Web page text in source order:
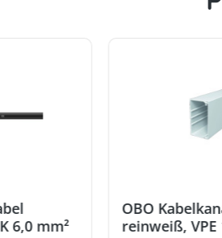
6,0 mm²
OBO
reinweiß, VPE